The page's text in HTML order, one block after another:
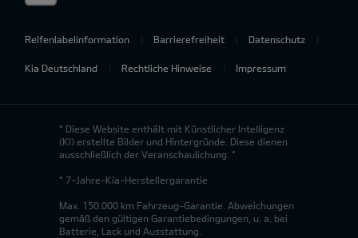
Reifenlabelinformation Barrierefreiheit Datenschutz
Kia Deutschland Rechtliche Hinweise Impressum
* Diese Website enthält mit Künstlicher Intelligenz
(KI) erstellte Bilder und Hintergründe. Diese dienen
ausschließlich der Veranschaulichung. *
* 7-Jahre-Kia-Herstellergarantie
Max. 150.000 km Fahrzeug-Garantie. Abweichungen
gemäß den gültigen Garantiebedingungen, u. a. bei
Batterie, Lack und Ausstattung.